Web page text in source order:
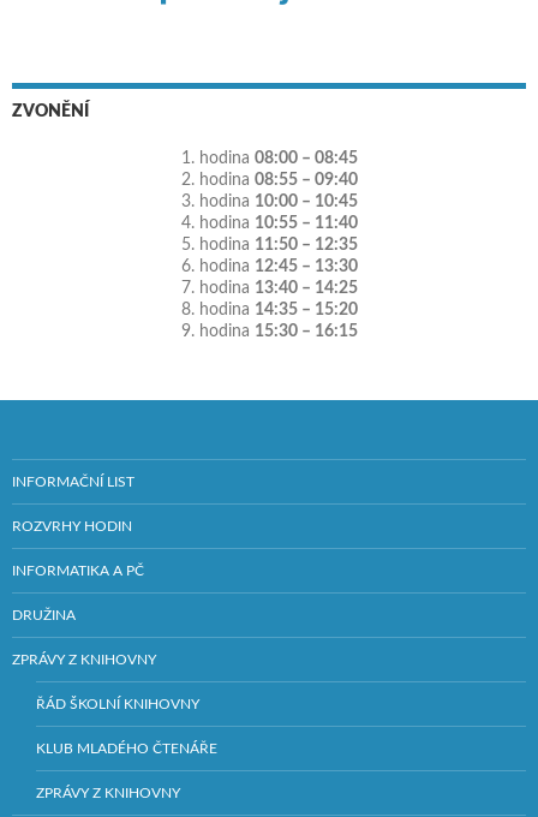
ZVONĚNÍ
1. hodina 08:00 – 08:45
2. hodina 08:55 – 09:40
3. hodina 10:00 – 10:45
4. hodina 10:55 – 11:40
5. hodina 11:50 – 12:35
6. hodina 12:45 – 13:30
7. hodina 13:40 – 14:25
8. hodina 14:35 – 15:20
9. hodina 15:30 – 16:15
INFORMAČNÍ LIST
ROZVRHY HODIN
INFORMATIKA A PČ
DRUŽINA
ZPRÁVY Z KNIHOVNY
ŘÁD ŠKOLNÍ KNIHOVNY
KLUB MLADÉHO ČTENÁŘE
ZPRÁVY Z KNIHOVNY